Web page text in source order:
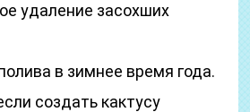
удаление засохших
в зимнее время года.
создать кактусу